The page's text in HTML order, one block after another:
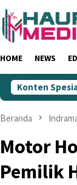
HOME NEWS
Konten KIM
Beranda
Motor
Pemilik